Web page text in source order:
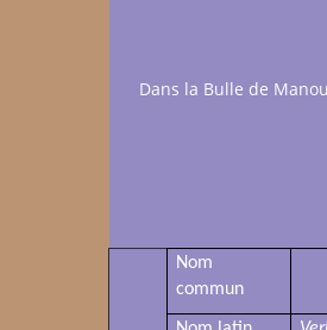
Dans la Bulle de Manou
Nom
commun